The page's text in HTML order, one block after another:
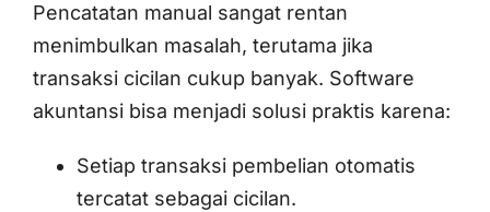
Pencatatan manual sangat rentan
menimbulkan masalah, terutama jika
transaksi cicilan cukup banyak. Software
akuntansi bisa menjadi solusi praktis karena:
Setiap transaksi pembelian otomatis
tercatat sebagai cicilan.